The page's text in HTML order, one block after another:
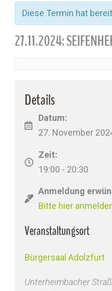
Diese Termin hat
27.11.2024:
Details
Datum:
27. November
Zeit:
19:00 - 20:30
Anmeldung
Bitte hier
Veranstaltungsort
Bürgersaal Adolzfurt
Unterheimbacher